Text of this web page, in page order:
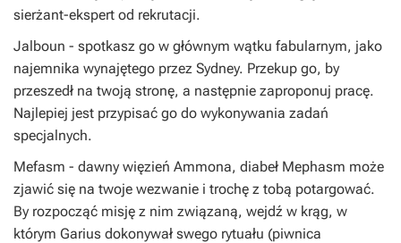
sierżant-ekspert od rekrutacji.
Jalboun - spotkasz go w głównym wątku fabularnym, jako
najemnika wynajętego przez Sydney. Przekup go, by
przeszedł na twoją stronę, a następnie zaproponuj pracę.
Najlepiej jest przypisać go do wykonywania zadań
specjalnych.
Mefasm - dawny więzień Ammona, diabeł Mephasm może
zjawić się na twoje wezwanie i trochę z tobą potargować.
By rozpocząć misję z nim związaną, wejdź w krąg, w
którym Garius dokonywał swego rytuału (piwnica